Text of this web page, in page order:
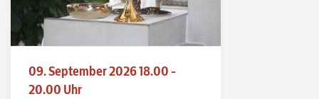
09. September 2026 18.00 -
20.00 Uhr